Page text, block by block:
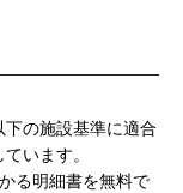
の施設基準に適合
います。
る明細書を無料で